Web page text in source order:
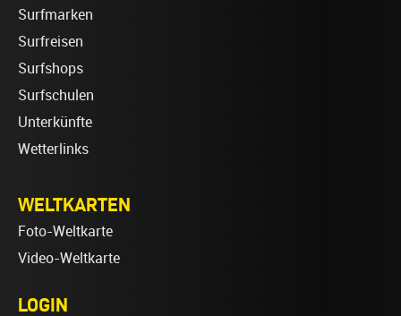
Surfmarken
Surfreisen
Surfshops
Surfschulen
Unterkünfte
Wetterlinks
WELTKARTEN
Foto-Weltkarte
Video-Weltkarte
LOGIN